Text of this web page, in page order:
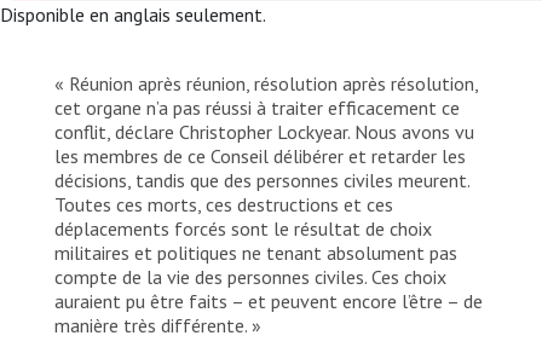
Disponible en anglais seulement.
« Réunion après réunion, résolution après résolution,
cet organe n’a pas réussi à traiter efficacement ce
conflit, déclare Christopher Lockyear. Nous avons vu
les membres de ce Conseil délibérer et retarder les
décisions, tandis que des personnes civiles meurent.
Toutes ces morts, ces destructions et ces
déplacements forcés sont le résultat de choix
militaires et politiques ne tenant absolument pas
compte de la vie des personnes civiles. Ces choix
auraient pu être faits – et peuvent encore l’être – de
manière très différente. »